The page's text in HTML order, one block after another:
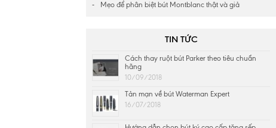
Mẹo để phân biệt bút Montblanc thật và giả
TIN TỨC
Cách thay ruột bút Parker theo tiêu chuẩn
hãng
10/09/2018
Tản mạn về bút Waterman Expert
16/07/2018